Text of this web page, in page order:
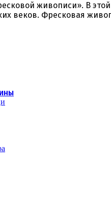
живописи». В
веков. Фресковая